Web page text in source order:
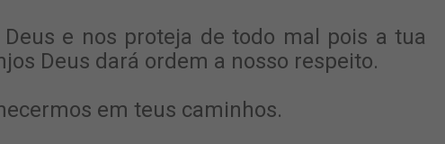
e nos proteja de todo mal pois a tua
Deus dará ordem a nosso respeito.
em teus caminhos.